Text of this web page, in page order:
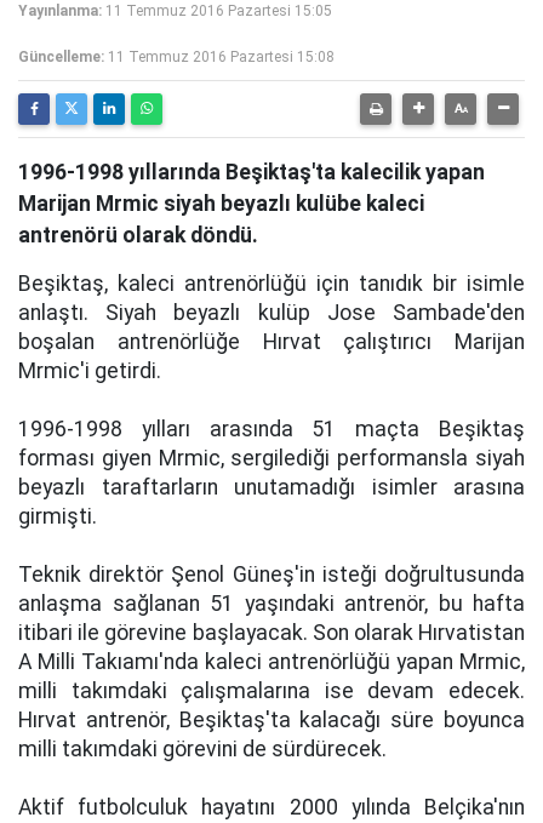
Yayınlanma: 11 Temmuz 2016 Pazartesi 15:05
Güncelleme: 11 Temmuz 2016 Pazartesi 15:08
1996-1998 yıllarında Beşiktaş'ta kalecilik yapan
Marijan Mrmic siyah beyazlı kulübe kaleci
antrenörü olarak döndü.
Beşiktaş, kaleci antrenörlüğü için tanıdık bir isimle
anlaştı. Siyah beyazlı kulüp Jose Sambade'den
boşalan antrenörlüğe Hırvat çalıştırıcı Marijan
Mrmic'i getirdi.
1996-1998 yılları arasında 51 maçta Beşiktaş
forması giyen Mrmic, sergilediği performansla siyah
beyazlı taraftarların unutamadığı isimler arasına
girmişti.
Teknik direktör Şenol Güneş'in isteği doğrultusunda
anlaşma sağlanan 51 yaşındaki antrenör, bu hafta
itibari ile görevine başlayacak. Son olarak Hırvatistan
A Milli Takıamı'nda kaleci antrenörlüğü yapan Mrmic,
milli takımdaki çalışmalarına ise devam edecek.
Hırvat antrenör, Beşiktaş'ta kalacağı süre boyunca
milli takımdaki görevini de sürdürecek.
Aktif futbolculuk hayatını 2000 yılında Belçika'nın